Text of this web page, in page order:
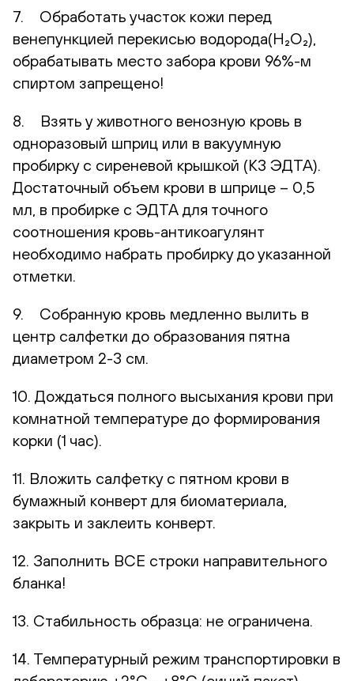
7. Обработать участок кожи перед
венепункцией перекисью водорода(H₂O₂),
обрабатывать место забора крови 96%-м
спиртом запрещено!
8. Взять у животного венозную кровь в
одноразовый шприц или в вакуумную
пробирку с сиреневой крышкой (К3 ЭДТА).
Достаточный объем крови в шприце – 0,5
мл, в пробирке с ЭДТА для точного
соотношения кровь-антикоагулянт
необходимо набрать пробирку до указанной
отметки.
9. Собранную кровь медленно вылить в
центр салфетки до образования пятна
диаметром 2-3 см.
10. Дождаться полного высыхания крови при
комнатной температуре до формирования
корки (1 час).
11. Вложить салфетку с пятном крови в
бумажный конверт для биоматериала,
закрыть и заклеить конверт.
12. Заполнить ВСЕ строки направительного
бланка!
13. Стабильность образца: не ограничена.
14. Температурный режим транспортировки в